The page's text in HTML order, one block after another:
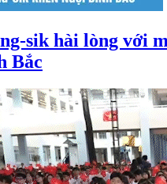
sik hài lòng với
Bắc